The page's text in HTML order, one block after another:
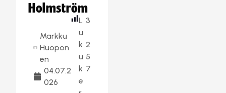
Holmström
Markku
Huopon
en
04.07.2
026
L
u
k
u
k
e
3
2
5
7